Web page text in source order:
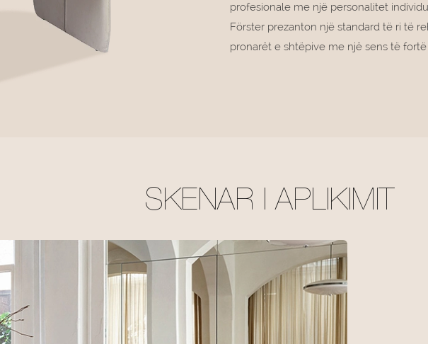
profesionale me një personalitet
Förster prezanton një standard të ri të
pronarët e shtëpive me një sens të fortë
SKENAR I APLIKIMIT